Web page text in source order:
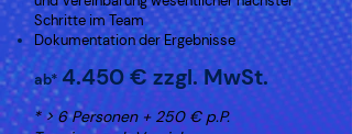
Schritte im Team
Dokumentation der Ergebnisse
ab* 4.450 € zzgl. MwSt.
* > 6 Personen + 250 € p.P.